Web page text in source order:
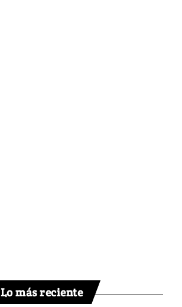
Lo más reciente